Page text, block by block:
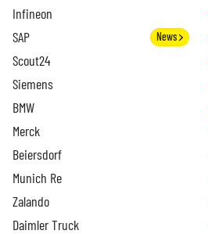
Infineon
SAP News
Scout24
Siemens
BMW
Merck
Beiersdorf
Munich Re
Zalando
Daimler Truck